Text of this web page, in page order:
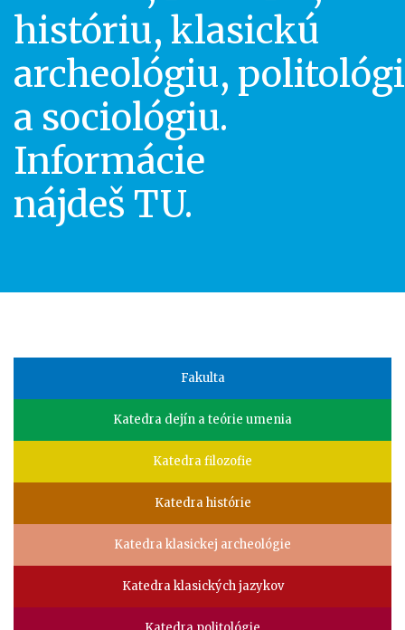
históriu, klasickú
archeológiu,
a sociológiu.
Informácie
nájdeš TU.
menu
Fakulta
Katedra dejín a teórie umenia
Katedra filozofie
Katedra histórie
Katedra klasickej archeológie
Katedra klasických jazykov